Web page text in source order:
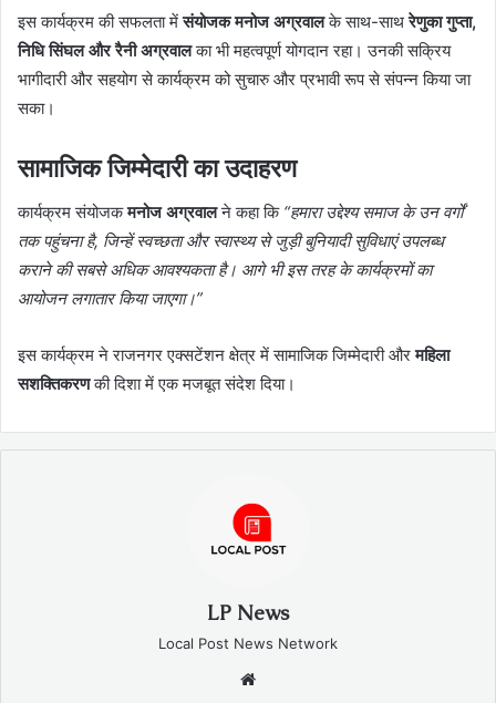
इस कार्यक्रम की सफलता मेंसंयोजक मनोज अग्रवालके साथ-साथरेणुका गुप्ता,
निधि सिंघल और रैनी अग्रवालका भी महत्वपूर्ण योगदान रहा। उनकी सक्रिय
भागीदारी और सहयोग से कार्यक्रम को सुचारु और प्रभावी रूप से संपन्न किया जा
सका।
सामाजिक जिम्मेदारी का उदाहरण
कार्यक्रम संयोजकमनोज अग्रवालने कहा कि “हमारा उद्देश्य समाज के उन वर्गों
तक पहुंचना है, जिन्हें स्वच्छता और स्वास्थ्य से जुड़ी बुनियादी सुविधाएं उपलब्ध
कराने की सबसे अधिक आवश्यकता है। आगे भी इस तरह के कार्यक्रमों का
आयोजन लगातार किया जाएगा।”
इस कार्यक्रम ने राजनगर एक्सटेंशन क्षेत्र में सामाजिक जिम्मेदारी औरमहिला
सशक्तिकरणकी दिशा में एक मजबूत संदेश दिया।
LP News
Local Post News Network